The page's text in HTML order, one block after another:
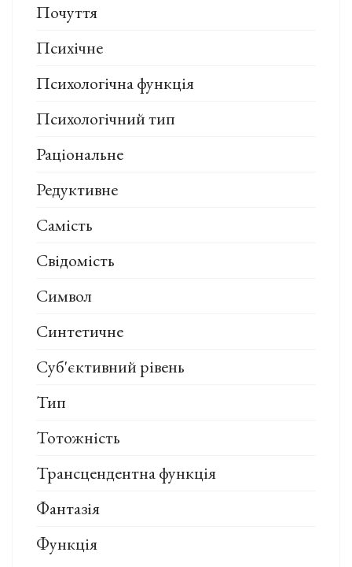
Почуття
Психічне
Психологічна функція
Психологічний тип
Раціональне
Редуктивне
Самість
Свідомість
Символ
Синтетичне
Суб'єктивний рівень
Тип
Тотожність
Трансцендентна функція
Фантазія
Функція